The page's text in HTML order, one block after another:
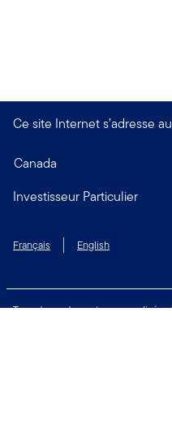
Ce site Internet s’adresse
Canada
Investisseur Particulier
Français English
Taux de rendement personnalisé